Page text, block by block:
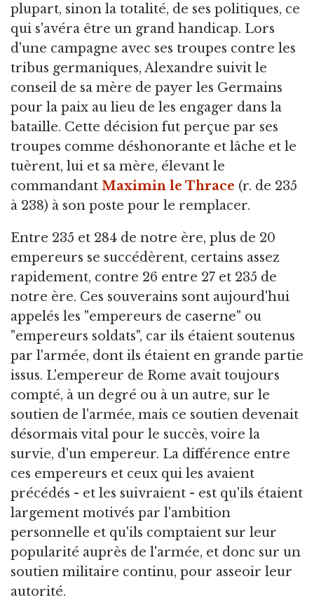
plupart, sinon la totalité, de ses politiques, ce
qui s'avéra être un grand handicap. Lors
d'une campagne avec ses troupes contre les
tribus germaniques, Alexandre suivit le
conseil de sa mère de payer les Germains
pour la paix au lieu de les engager dans la
bataille. Cette décision fut perçue par ses
troupes comme déshonorante et lâche et le
tuèrent, lui et sa mère, élevant le
commandant Maximin le Thrace (r. de 235
à 238) à son poste pour le remplacer.
Entre 235 et 284 de notre ère, plus de 20
empereurs se succédèrent, certains assez
rapidement, contre 26 entre 27 et 235 de
notre ère. Ces souverains sont aujourd'hui
appelés les "empereurs de caserne" ou
"empereurs soldats", car ils étaient soutenus
par l'armée, dont ils étaient en grande partie
issus. L'empereur de Rome avait toujours
compté, à un degré ou à un autre, sur le
soutien de l'armée, mais ce soutien devenait
désormais vital pour le succès, voire la
survie, d'un empereur. La différence entre
ces empereurs et ceux qui les avaient
précédés - et les suivraient - est qu'ils étaient
largement motivés par l'ambition
personnelle et qu'ils comptaient sur leur
popularité auprès de l'armée, et donc sur un
soutien militaire continu, pour asseoir leur
autorité.